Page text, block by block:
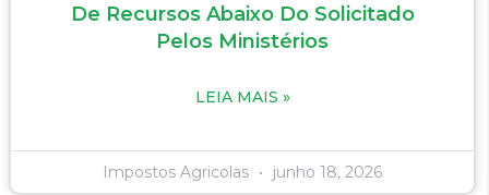
De Recursos Abaixo Do Solicitado
Pelos Ministérios
LEIA MAIS »
Impostos Agricolas junho 18, 2026